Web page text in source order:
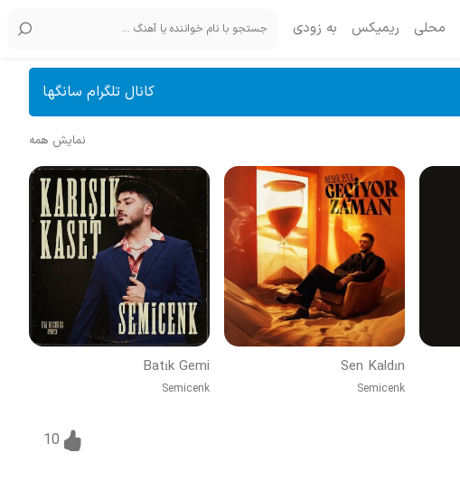
محلی ریمیکس به زودی
کانال تلگرام سانگها
نمایش همه
Sen Kaldın
Semicenk
Batık Gemi
Semicenk
10